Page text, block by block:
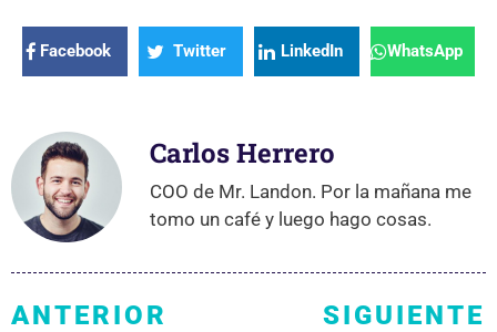
Facebook Twitter LinkedIn WhatsApp
Carlos Herrero
COO de Mr. Landon. Por la mañana me
tomo un café y luego hago cosas.
ANTERIOR SIGUIENTE